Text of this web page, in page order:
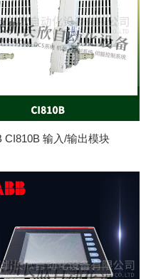
CI810B 输入/输出模块